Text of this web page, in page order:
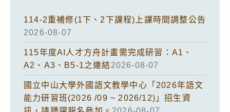
114-2重補修(1下、2下課程)上課時間調整公告
2026-08-07
115年度AI人才方舟計畫需完成研習：A1、
A2、A3、B5-1之連結2026-08-07
國立中山大學外國語文教學中心「2026年語文
能力研習班(2026 /09 ~ 2026/12)」招生資